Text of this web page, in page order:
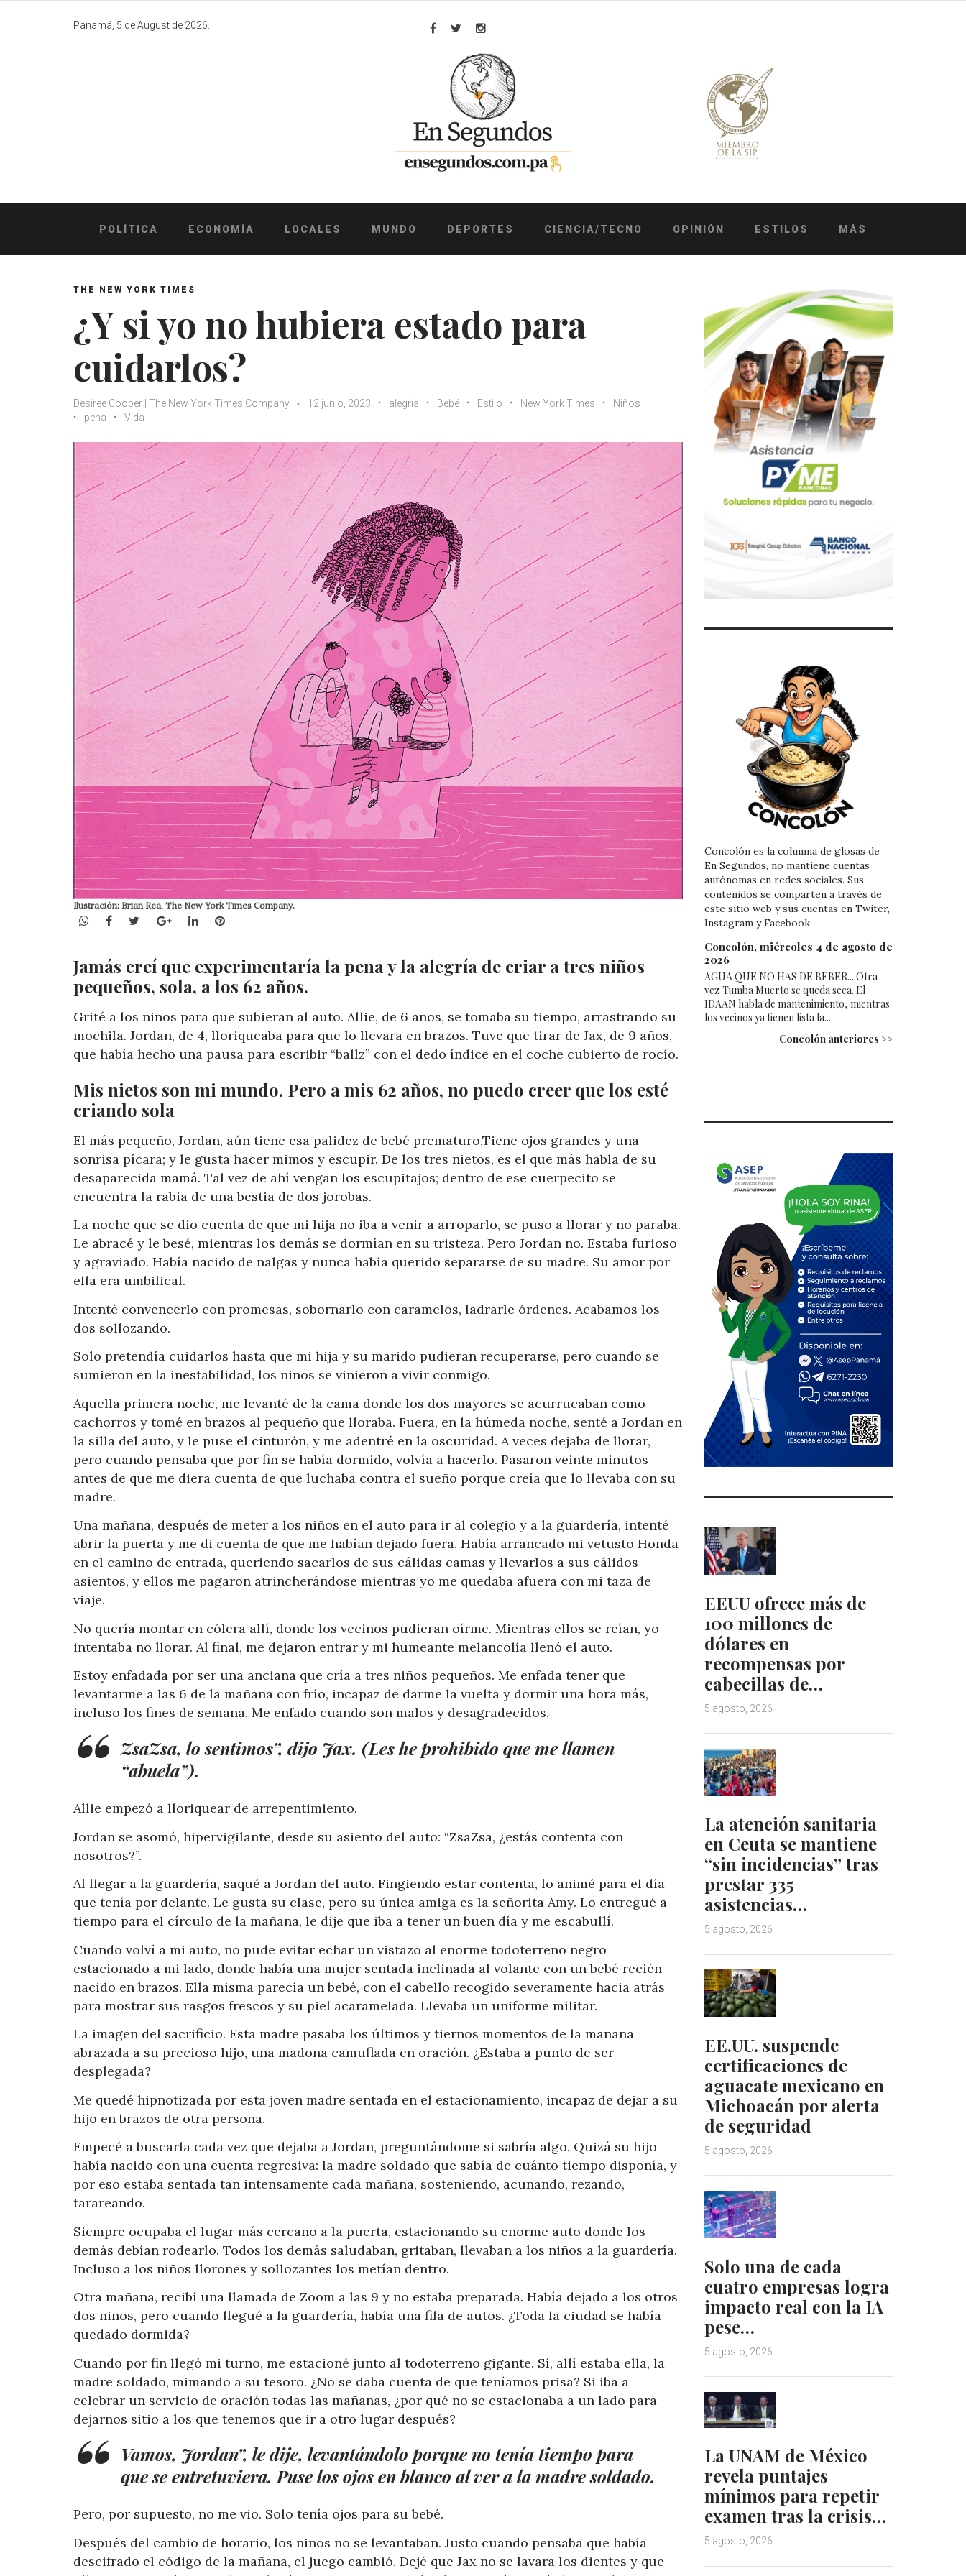
Panamá, 5 de August de 2026.
Facebook
TwitterInstagram
POLÍTICA ECONOMÍA LOCALES MUNDO DEPORTES CIENCIA/TECNO OPINIÓN ESTILOS MÁS
THE NEW YORK TIMES
¿Y si yo no hubiera estado para
cuidarlos?
Desiree Cooper | The New York Times Company 12 junio, 2023 alegría Bebé Estilo New York Times
Niños
pena
Vida
Ilustración: Brian Rea, The New York Times Company.
WhatsApp
Facebook
TwitterGoogle+LinkedInPinterest
Jamás creí que experimentaría la pena y la alegría de criar a tres niños
pequeños, sola, a los 62 años.
Grité a los niños para que subieran al auto. Allie, de 6 años, se tomaba su tiempo, arrastrando su
mochila. Jordan, de 4, lloriqueaba para que lo llevara en brazos. Tuve que tirar de Jax, de 9 años,
que había hecho una pausa para escribir “ballz” con el dedo índice en el coche cubierto de rocío.
Mis nietos son mi mundo. Pero a mis 62 años, no puedo creer que los esté
criando sola
El más pequeño, Jordan, aún tiene esa palidez de bebé prematuro.Tiene ojos grandes y una
sonrisa pícara; y le gusta hacer mimos y escupir. De los tres nietos, es el que más habla de su
desaparecida mamá. Tal vez de ahí vengan los escupitajos; dentro de ese cuerpecito se
encuentra la rabia de una bestia de dos jorobas.
La noche que se dio cuenta de que mi hija no iba a venir a arroparlo, se puso a llorar y no paraba.
Le abracé y le besé, mientras los demás se dormían en su tristeza. Pero Jordan no. Estaba furioso
y agraviado. Había nacido de nalgas y nunca había querido separarse de su madre. Su amor por
ella era umbilical.
Intenté convencerlo con promesas, sobornarlo con caramelos, ladrarle órdenes. Acabamos los
dos sollozando.
Solo pretendía cuidarlos hasta que mi hija y su marido pudieran recuperarse, pero cuando se
sumieron en la inestabilidad, los niños se vinieron a vivir conmigo.
Aquella primera noche, me levanté de la cama donde los dos mayores se acurrucaban como
cachorros y tomé en brazos al pequeño que lloraba. Fuera, en la húmeda noche, senté a Jordan en
la silla del auto, y le puse el cinturón, y me adentré en la oscuridad. A veces dejaba de llorar,
pero cuando pensaba que por fin se había dormido, volvía a hacerlo. Pasaron veinte minutos
antes de que me diera cuenta de que luchaba contra el sueño porque creía que lo llevaba con su
madre.
Una mañana, después de meter a los niños en el auto para ir al colegio y a la guardería, intenté
abrir la puerta y me di cuenta de que me habían dejado fuera. Había arrancado mi vetusto Honda
en el camino de entrada, queriendo sacarlos de sus cálidas camas y llevarlos a sus cálidos
asientos, y ellos me pagaron atrincherándose mientras yo me quedaba afuera con mi taza de
viaje.
No quería montar en cólera allí, donde los vecinos pudieran oírme. Mientras ellos se reían, yo
intentaba no llorar. Al final, me dejaron entrar y mi humeante melancolía llenó el auto.
Estoy enfadada por ser una anciana que cría a tres niños pequeños. Me enfada tener que
levantarme a las 6 de la mañana con frío, incapaz de darme la vuelta y dormir una hora más,
incluso los fines de semana. Me enfado cuando son malos y desagradecidos.
ZsaZsa, lo sentimos”, dijo Jax. (Les he prohibido que me llamen
“abuela”).
Allie empezó a lloriquear de arrepentimiento.
Jordan se asomó, hipervigilante, desde su asiento del auto: “ZsaZsa, ¿estás contenta con
nosotros?”.
Al llegar a la guardería, saqué a Jordan del auto. Fingiendo estar contenta, lo animé para el día
que tenía por delante. Le gusta su clase, pero su única amiga es la señorita Amy. Lo entregué a
tiempo para el círculo de la mañana, le dije que iba a tener un buen día y me escabullí.
Cuando volví a mi auto, no pude evitar echar un vistazo al enorme todoterreno negro
estacionado a mi lado, donde había una mujer sentada inclinada al volante con un bebé recién
nacido en brazos. Ella misma parecía un bebé, con el cabello recogido severamente hacia atrás
para mostrar sus rasgos frescos y su piel acaramelada. Llevaba un uniforme militar.
La imagen del sacrificio. Esta madre pasaba los últimos y tiernos momentos de la mañana
abrazada a su precioso hijo, una madona camuflada en oración. ¿Estaba a punto de ser
desplegada?
Me quedé hipnotizada por esta joven madre sentada en el estacionamiento, incapaz de dejar a su
hijo en brazos de otra persona.
Empecé a buscarla cada vez que dejaba a Jordan, preguntándome si sabría algo. Quizá su hijo
había nacido con una cuenta regresiva: la madre soldado que sabía de cuánto tiempo disponía, y
por eso estaba sentada tan intensamente cada mañana, sosteniendo, acunando, rezando,
tarareando.
Siempre ocupaba el lugar más cercano a la puerta, estacionando su enorme auto donde los
demás debían rodearlo. Todos los demás saludaban, gritaban, llevaban a los niños a la guardería.
Incluso a los niños llorones y sollozantes los metían dentro.
Otra mañana, recibí una llamada de Zoom a las 9 y no estaba preparada. Había dejado a los otros
dos niños, pero cuando llegué a la guardería, había una fila de autos. ¿Toda la ciudad se había
quedado dormida?
Cuando por fin llegó mi turno, me estacioné junto al todoterreno gigante. Sí, allí estaba ella, la
madre soldado, mimando a su tesoro. ¿No se daba cuenta de que teníamos prisa? Si iba a
celebrar un servicio de oración todas las mañanas, ¿por qué no se estacionaba a un lado para
dejarnos sitio a los que tenemos que ir a otro lugar después?
Vamos, Jordan”, le dije, levantándolo porque no tenía tiempo para
que se entretuviera. Puse los ojos en blanco al ver a la madre soldado.
Pero, por supuesto, no me vio. Solo tenía ojos para su bebé.
Después del cambio de horario, los niños no se levantaban. Justo cuando pensaba que había
descifrado el código de la mañana, el juego cambió. Dejé que Jax no se lavara los dientes y que
Concolón es la columna de glosas de
En Segundos, no mantiene cuentas
autónomas en redes sociales. Sus
contenidos se comparten a través de
este sitio web y sus cuentas en Twiter,
Instagram y Facebook.
Concolón, miércoles 4 de agosto de
2026
AGUA QUE NO HAS DE BEBER... Otra
vez Tumba Muerto se queda seca. El
IDAAN habla de mantenimiento, mientras
los vecinos ya tienen lista la...
Concolón anteriores >>
EEUU ofrece más de
100 millones de
dólares en
recompensas por
cabecillas de…
5 agosto, 2026
La atención sanitaria
en Ceuta se mantiene
“sin incidencias” tras
prestar 335
asistencias…
5 agosto, 2026
EE.UU. suspende
certificaciones de
aguacate mexicano en
Michoacán por alerta
de seguridad
5 agosto, 2026
Solo una de cada
cuatro empresas logra
impacto real con la IA
pese…
5 agosto, 2026
La UNAM de México
revela puntajes
mínimos para repetir
examen tras la crisis…
5 agosto, 2026